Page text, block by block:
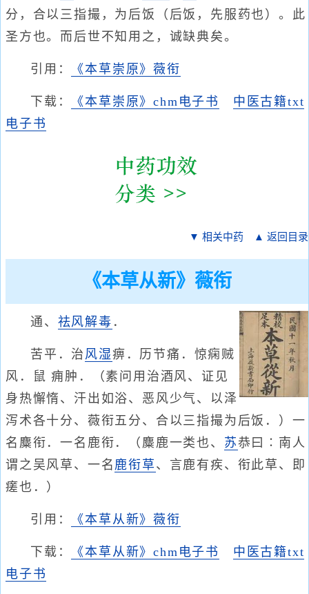
分，合以三指撮，为后饭（后饭，先服药也）。此
圣方也。而后世不知用之，诚缺典矣。
引用： 《本草崇原》薇衔
下载： 《本草崇原》chm电子书
中医古籍txt
电子书
▼ 相关中药 ▲ 返回目录
《本草从新》薇衔
通、 祛风解毒 ．
苦平．治 风湿痹．历节痛．惊痫贼
风．鼠 痈肿．（素问用治酒风、证见
身热懈惰、汗出如浴、恶风少气、以泽
泻术各十分、薇衔五分、合以三指撮为后饭．）一
名麋衔．一名鹿衔．（麋鹿一类也、 苏恭曰∶南人
谓之吴风草、一名 鹿衔草 、言鹿有疾、衔此草、即
瘥也．）
引用： 《本草从新》薇衔
下载： 《本草从新》chm电子书
中医古籍txt
电子书